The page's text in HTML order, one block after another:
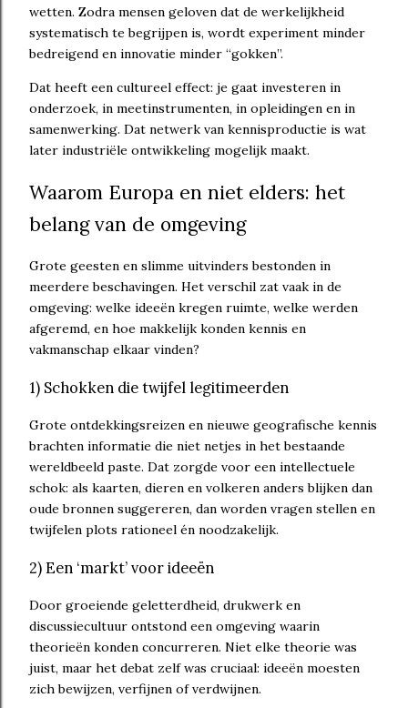
wetten. Zodra mensen geloven dat de werkelijkheid
systematisch te begrijpen is, wordt experiment minder
bedreigend en innovatie minder “gokken”.
Dat heeft een cultureel effect: je gaat investeren in
onderzoek, in meetinstrumenten, in opleidingen en in
samenwerking. Dat netwerk van kennisproductie is wat
later industriële ontwikkeling mogelijk maakt.
Waarom Europa en niet elders: het
belang van de omgeving
Grote geesten en slimme uitvinders bestonden in
meerdere beschavingen. Het verschil zat vaak in de
omgeving: welke ideeën kregen ruimte, welke werden
afgeremd, en hoe makkelijk konden kennis en
vakmanschap elkaar vinden?
1) Schokken die twijfel legitimeerden
Grote ontdekkingsreizen en nieuwe geografische kennis
brachten informatie die niet netjes in het bestaande
wereldbeeld paste. Dat zorgde voor een intellectuele
schok: als kaarten, dieren en volkeren anders blijken dan
oude bronnen suggereren, dan worden vragen stellen en
twijfelen plots rationeel én noodzakelijk.
2) Een ‘markt’ voor ideeën
Door groeiende geletterdheid, drukwerk en
discussiecultuur ontstond een omgeving waarin
theorieën konden concurreren. Niet elke theorie was
juist, maar het debat zelf was cruciaal: ideeën moesten
zich bewijzen, verfijnen of verdwijnen.